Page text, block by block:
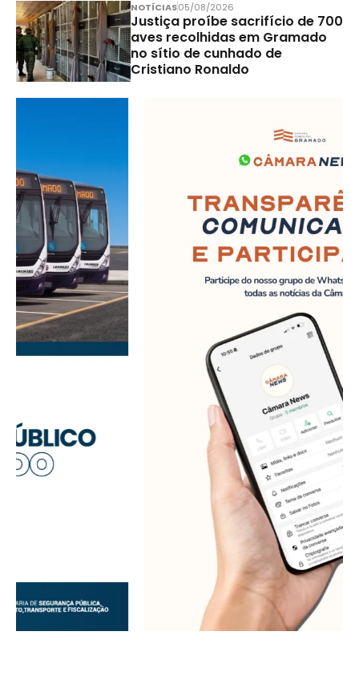
NOTÍCIAS05/08/2026
Justiça proíbe sacrifício de 700
aves recolhidas em Gramado
no sítio de cunhado de
Cristiano Ronaldo